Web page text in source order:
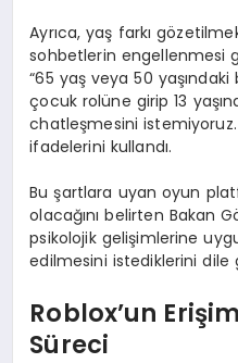
Ayrıca, yaş farkı
sohbetlerin engellenmesi
“65 yaş veya 50 yaşındaki
çocuk rolüne girip 13
chatleşmesini
ifadelerini kullandı.
Bu şartlara uyan oyun
olacağını belirten Bakan
psikolojik gelişimlerine
edilmesini istediklerini dile
Roblox’un
Süreci